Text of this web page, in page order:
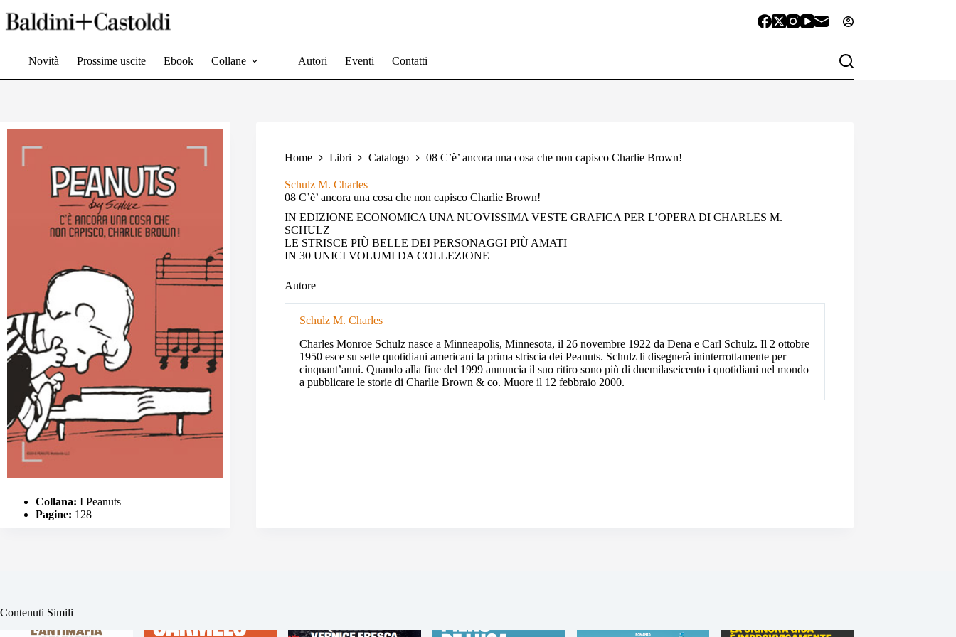
al
contenuto
Novità Prossime uscite Ebook Collane Autori Eventi Contatti
Home Libri Catalogo 08 C’è’ ancora una cosa che non capisco Charlie Brown!
Schulz M. Charles
08 C’è’ ancora una cosa che non capisco Charlie Brown!
IN EDIZIONE ECONOMICA UNA NUOVISSIMA VESTE GRAFICA PER L’OPERA DI CHARLES M.
SCHULZ
LE STRISCE PIÙ BELLE DEI PERSONAGGI PIÙ AMATI
IN 30 UNICI VOLUMI DA COLLEZIONE
Autore
Schulz M. Charles
Charles Monroe Schulz nasce a Minneapolis, Minnesota, il 26 novembre 1922 da Dena e Carl Schulz. Il 2 ottobre
1950 esce su sette quotidiani americani la prima striscia dei Peanuts. Schulz li disegnerà ininterrottamente per
cinquant’anni. Quando alla fine del 1999 annuncia il suo ritiro sono più di duemilaseicento i quotidiani nel mondo
a pubblicare le storie di Charlie Brown & co. Muore il 12 febbraio 2000.
Collana: I Peanuts
Pagine: 128
Contenuti Simili